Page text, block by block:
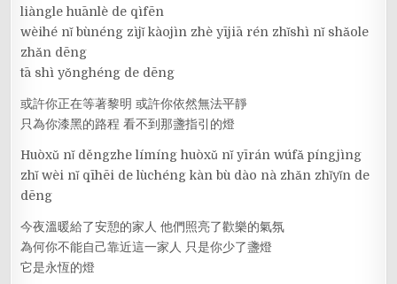
liàngle huānlè de qìfēn
wèihé nǐ bùnéng zìjǐ kàojìn zhè yījiā rén zhǐshì nǐ shǎole
zhǎn dēng
tā shì yǒnghéng de dēng
或許你正在等著黎明 或許你依然無法平靜
只為你漆黑的路程 看不到那盞指引的燈
Huòxǔ nǐ děngzhe límíng huòxǔ nǐ yīrán wúfǎ píngjìng
zhǐ wèi nǐ qīhēi de lùchéng kàn bù dào nà zhǎn zhǐyǐn de
dēng
今夜溫暖給了安憩的家人 他們照亮了歡樂的氣氛
為何你不能自己靠近這一家人 只是你少了盞燈
它是永恆的燈